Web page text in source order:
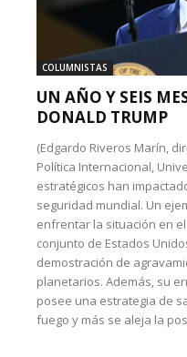
COLUMNISTAS
UN AÑO Y SEIS
DONALD TRUMP
(Edgardo Riveros Marín,
Política Internacional,
estratégicos han
seguridad mundial. Un
enfrentar la situación en
conjunto de Estados
demostración de
planetarios. Además, su
posee una estrategia de
fuego y más se aleja la